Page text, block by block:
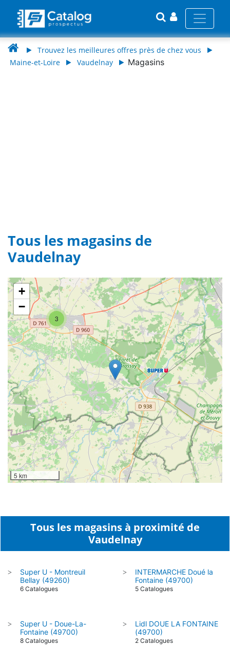
Trouvez les meilleures offres près de chez vous
Maine-et-Loire
Vaudelnay Magasins
Tous les magasins de
Vaudelnay
3
+
−
5 km
Tous les magasins à proximité de
Vaudelnay
>
Super U - Montreuil
Bellay (49260)
6 Catalogues
>
INTERMARCHE Doué la
Fontaine (49700)
5 Catalogues
>
Super U - Doue-La-
Fontaine (49700)
8 Catalogues
>
Lidl DOUE LA FONTAINE
(49700)
2 Catalogues